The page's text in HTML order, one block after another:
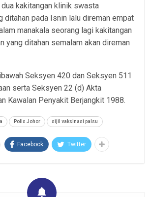
kakitangan klinik swasta
ditahan pada Isnin lalu direman empat
manakala seorang lagi kakitangan
yang ditahan semalam akan direman
Seksyen 420 dan Seksyen 511
serta Seksyen 22 (d) Akta
Kawalan Penyakit Berjangkit 1988.
Polis Johor sijil vaksinasi palsu
Facebook Twitter